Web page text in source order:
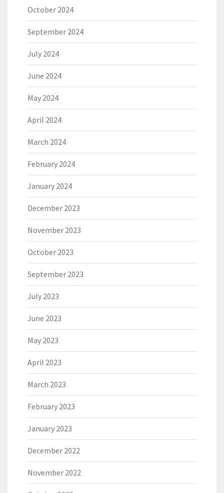
October 2024
September 2024
July 2024
June 2024
May 2024
April 2024
March 2024
February 2024
January 2024
December 2023
November 2023
October 2023
September 2023
July 2023
June 2023
May 2023
April 2023
March 2023
February 2023
January 2023
December 2022
November 2022